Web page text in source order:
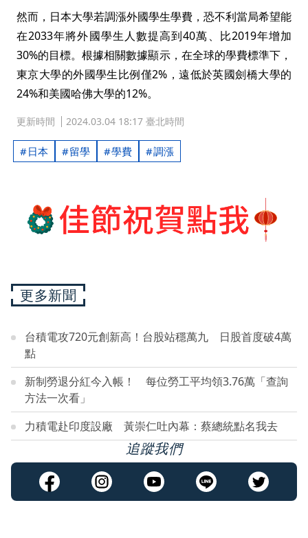
然而，日本大學若調漲外國學生學費，恐不利當局希望能
在2033年將外國學生人數提高到40萬、比2019年增加
30%的目標。根據相關數據顯示，在全球的學費標準下，
東京大學的外國學生比例僅2%，遠低於英國劍橋大學的
24%和美國哈佛大學的12%。
更新時間 2024.03.04 18:17 臺北時間
日本 留學 學費 調漲
更多新聞
台積電攻720元創新高！台股站穩萬九 日股首度破4萬
點
新制勞退分紅今入帳！ 每位勞工平均領3.76萬「查詢
方法一次看」
力積電赴印度設廠 黃崇仁吐內幕：蔡總統點名我去
追蹤我們